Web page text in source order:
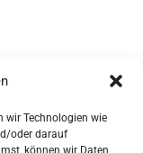
wir Technologien wie
oder darauf
können wir Daten